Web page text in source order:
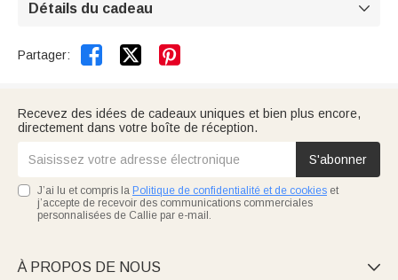
Détails du cadeau 
Partager:  
Recevez des idées de cadeaux uniques et bien plus encore,
directement dans votre boîte de réception.
S'abonner
J’ai lu et compris la Politique de confidentialité et de cookies et
j’accepte de recevoir des communications commerciales
personnalisées de Callie par e-mail.
À PROPOS DE NOUS 